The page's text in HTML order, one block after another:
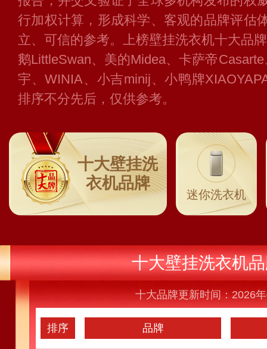
行加权计算，形成科学、客观的品牌评估
立、可信的参考。上榜壁挂洗衣机十大品
鹅LittleSwan、美的Midea、卡萨帝
宇、WINIA、小吉minij、小鸭牌
排序不分先后，仅供参考。
十大壁挂洗
衣机品牌
迷你洗衣机
十大壁挂洗衣机
十大品牌更新时间：2026
排序 品牌